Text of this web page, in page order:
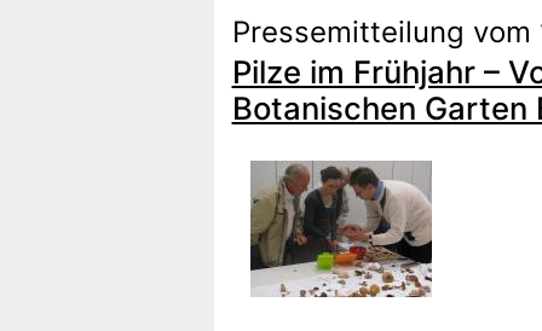
Pressemitteilung vom
Pilze im Frühjahr –
Botanischen Garten